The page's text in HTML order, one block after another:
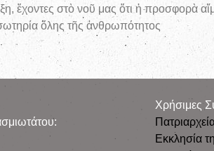
ἔχοντες στὸ νοῦ μας ὅτι ἡ προσφορὰ
ὅλης τῆς ἀνθρωπότητος
Χρήσιμες
Εκκλησία